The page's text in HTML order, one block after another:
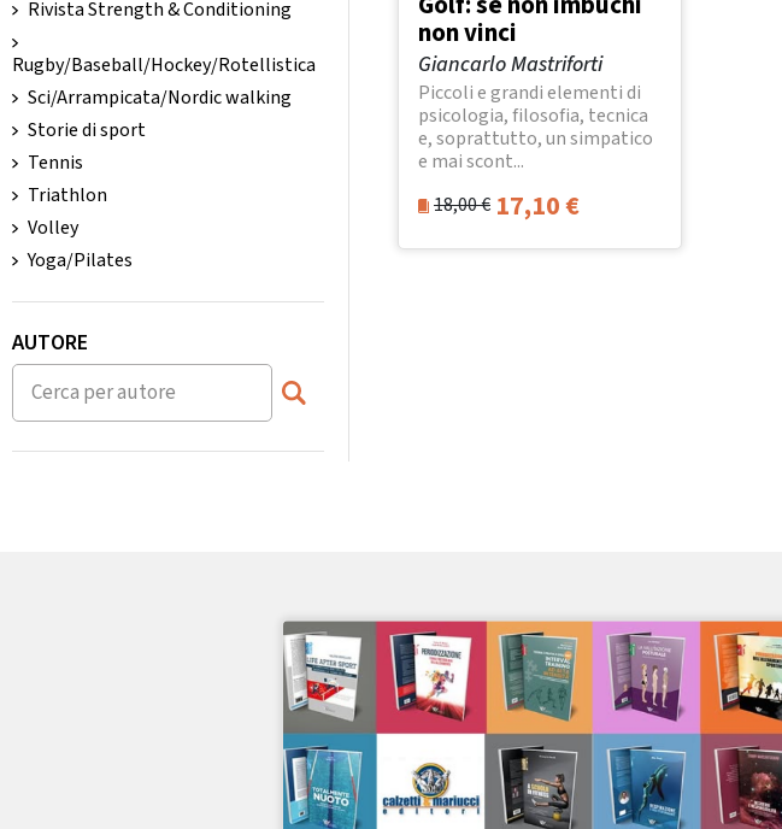
Rivista Strength & Conditioning
Rugby/Baseball/Hockey/Rotellistica
Sci/Arrampicata/Nordic walking
Storie di sport
Tennis
Triathlon
Volley
Yoga/Pilates
AUTORE
non vinci
Giancarlo Mastriforti
Piccoli e grandi elementi di
psicologia, filosofia, tecnica
e, soprattutto, un simpatico
e mai scont...
18,00€ 17,10€